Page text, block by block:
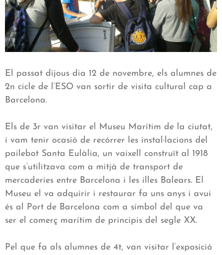
El passat dijous dia 12 de novembre, els alumnes de
2n cicle de l’ESO van sortir de visita cultural cap a
Barcelona.
Els de 3r van visitar el Museu Marítim de la ciutat,
i vam tenir ocasió de recórrer les instal·lacions del
pailebot Santa Eulàlia, un vaixell construït al 1918
que s’utilitzava com a mitjà de transport de
mercaderies entre Barcelona i les illes Balears. El
Museu el va adquirir i restaurar fa uns anys i avui
és al Port de Barcelona com a símbol del que va
ser el comerç marítim de principis del segle XX.
Pel que fa als alumnes de 4t, van visitar l’exposició